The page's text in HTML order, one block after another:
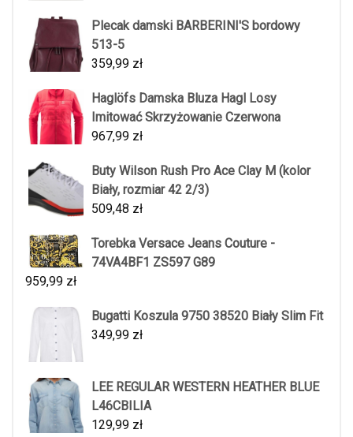
Plecak damski BARBERINI'S bordowy
513-5
359,99 zł
Haglöfs Damska Bluza Hagl Losy
Imitować Skrzyżowanie Czerwona
967,99 zł
Buty Wilson Rush Pro Ace Clay M (kolor
Biały, rozmiar 42 2/3)
509,48 zł
Torebka Versace Jeans Couture -
74VA4BF1 ZS597 G89
959,99 zł
Bugatti Koszula 9750 38520 Biały Slim Fit
349,99 zł
LEE REGULAR WESTERN HEATHER BLUE
L46CBILIA
129,99 zł